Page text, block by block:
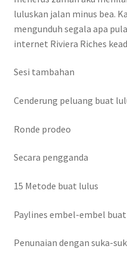
luluskan jalan minus bea.
mengunduh segala apa
internet Riviera Riches
Sesi tambahan
Cenderung peluang buat
Ronde prodeo
Secara pengganda
15 Metode buat lulus
Paylines embel-embel
Penunaian dengan suka-